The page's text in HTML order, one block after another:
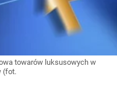
towarów luksusowych w
(fot.